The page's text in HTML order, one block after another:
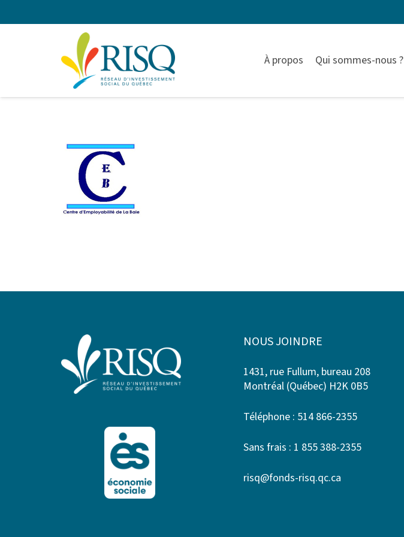
À propos Qui sommes-nous ?
NOUS JOINDRE
1431, rue Fullum, bureau 208
Montréal (Québec) H2K 0B5
Téléphone : 514 866-2355
Sans frais : 1 855 388-2355
risq@fonds-risq.qc.ca